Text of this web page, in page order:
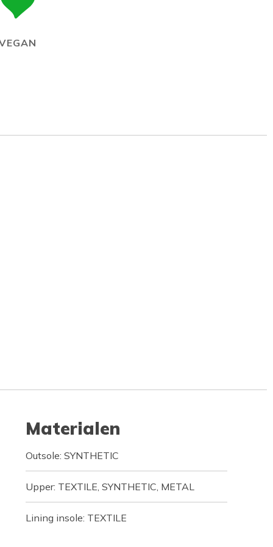
Materialen
Outsole: SYNTHETIC
Upper: TEXTILE, SYNTHETIC, METAL
Lining insole: TEXTILE